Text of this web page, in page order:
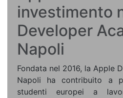
investimento
Developer
Napoli
Fondata nel 2016, la Apple
Napoli ha contribuito a
studenti europei a